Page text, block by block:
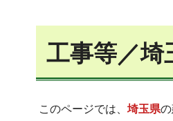
工事等／埼
このページでは、 埼玉県